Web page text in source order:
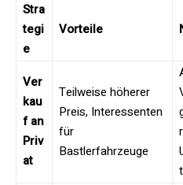
Stra
tegi
e
Vorteile
Ver
kau
f an
Priv
at
Teilweise höherer
Preis, Interessenten
für
Bastlerfahrzeuge
t